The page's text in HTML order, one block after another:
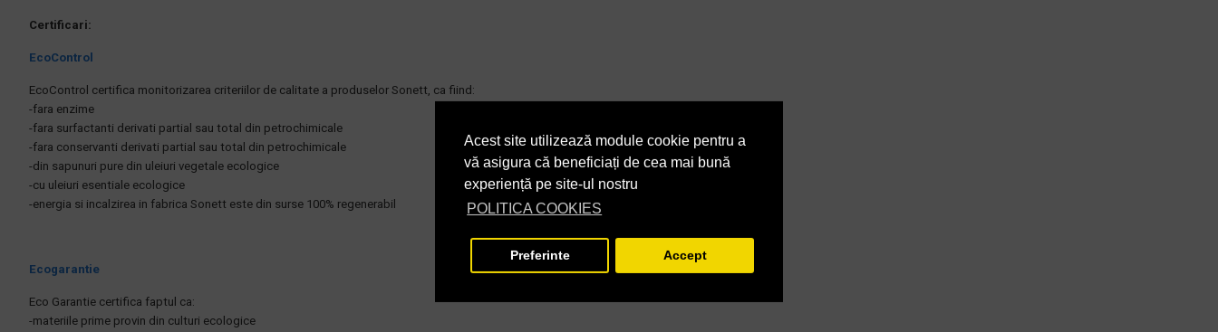
Acest site utilizează module cookie pentru a
vă asigura că beneficiați de cea mai bună
experiență pe site-ul nostru
POLITICA COOKIES
Preferinte Accept
Certificari:
EcoControl
EcoControl certifica monitorizarea criteriilor de calitate a produselor Sonett, ca fiind:
-fara enzime
-fara surfactanti derivati partial sau total din petrochimicale
-fara conservanti derivati partial sau total din petrochimicale
-din sapunuri pure din uleiuri vegetale ecologice
-cu uleiuri esentiale ecologice
-energia si incalzirea in fabrica Sonett este din surse 100% regenerabil
Ecogarantie
Eco Garantie certifica faptul ca:
-materiile prime provin din culturi ecologice